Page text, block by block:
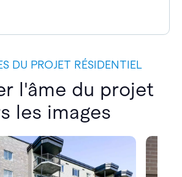
DU PROJET RÉSIDENTIEL
l'âme du projet
les images